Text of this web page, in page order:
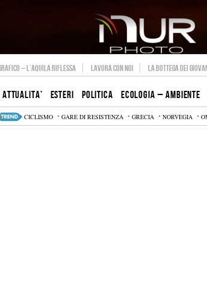
– L’AQUILA RIFLESSA LAVORA CON NOI LA BOTTEGA DEI
ATTUALITA’ ESTERI POLITICA ECOLOGIA – AMBIENTE
CICLISMO GARE DI RESISTENZA GRECIA NORVEGIA